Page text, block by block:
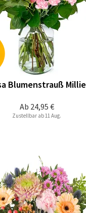
Ab 24,95 €
Blumenstrauß Millie
Zustellbar ab 11 Aug.